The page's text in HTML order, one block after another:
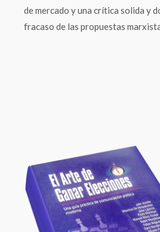
de mercado y una crítica solida y
fracaso de las propuestas